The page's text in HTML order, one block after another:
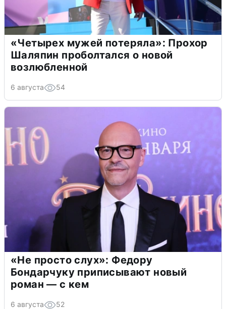
«Четырех мужей потеряла»: Прохор
Шаляпин проболтался о новой
возлюбленной
6 августа 54
«Не просто слух»: Федору
Бондарчуку приписывают новый
роман — с кем
6 августа 52